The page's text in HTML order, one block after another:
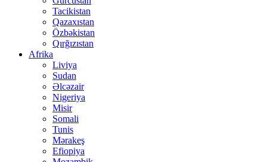
Tacikistan
Qazaxıstan
Özbəkistan
Qırğızıstan
Afrika
Liviya
Sudan
Əlcəzair
Nigeriya
Misir
Somali
Tunis
Mərakeş
Efiopiya